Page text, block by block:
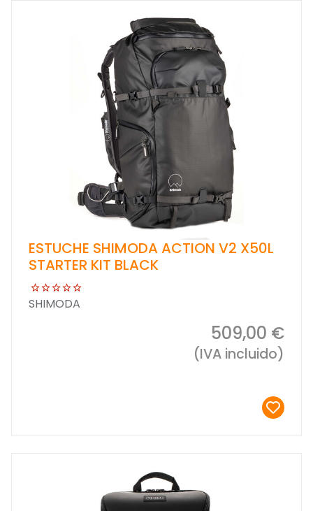
ESTUCHE SHIMODA ACTION V2 X50L
STARTER KIT BLACK
SHIMODA
509,00 €
(IVA incluido)